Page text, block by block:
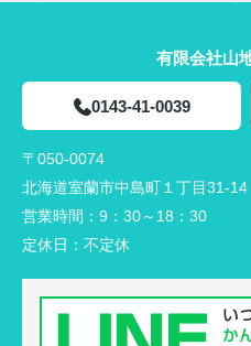
有限会社山
0143-41-0039
〒050-0074
北海道室蘭市中島町１丁目31-14
営業時間： 9：30～18：30
定休日： 不定休